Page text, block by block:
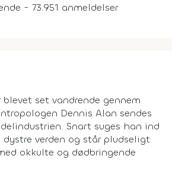
- 73.951 anmeldelser
blevet set vandrende gennem
Dennis Alan sendes
Snart suges han ind
verden og står pludseligt
okkulte og dødbringende